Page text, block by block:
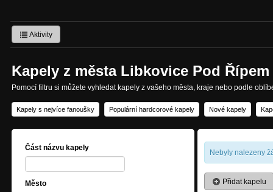
Aktivity
Kapely z města Libkovice Pod Řípem
Pomocí filtru si můžete vyhledat kapely z vašeho města, kraje nebo podle
Kapely s nejvíce fanoušky Populární hardcorové kapely Nové kapely
Část názvu kapely
Město
Nebyly nalezeny
Přidat kapelu